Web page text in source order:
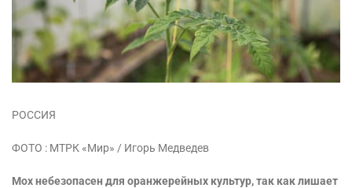
РОССИЯ
ФОТО : МТРК «Мир» / Игорь Медведев
Мох небезопасен для оранжерейных культур, так как лишает